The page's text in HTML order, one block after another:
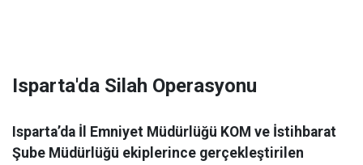
Isparta'da Silah Operasyonu
Isparta’da İl Emniyet Müdürlüğü KOM ve İstihbarat
Şube Müdürlüğü ekiplerince gerçekleştirilen